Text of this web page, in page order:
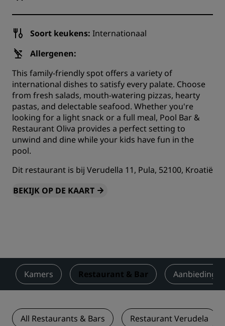
Soort keukens: Internationaal
Allergenen:
This family-friendly spot offers a variety of
international dishes to satisfy every palate. Choose
from fresh salads, mouth-watering pizzas, hearty
pastas, and delectable seafood. Whether you're
looking for a light snack or a full meal, Pool Bar &
Restaurant Oliva provides a perfect setting to
unwind and dine while your kids have fun in the
pool.
Dit restaurant is bij Verudella 11, Pula, 52100, Kroatië
BEKIJK OP DE KAART
Kamers Restaurant & Bar
All Restaurants & Bars Restaurant Verudela